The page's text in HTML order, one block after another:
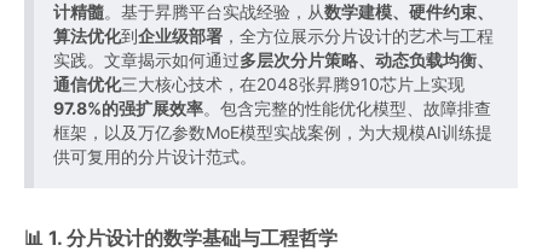
计精髓。基于昇腾平台实战经验，从数学建模、硬件约束、
算法优化到企业级部署 ，全方位展示分片设计的艺术与工程
实践。文章揭示如何通过多层次分片策略、动态负载均衡、
通信优化三大核心技术，在2048张昇腾910芯片上实现
97.8%的强扩展效率。包含完整的性能优化模型、故障排查
框架，以及万亿参数MoE模型实战案例，为大规模AI训练提
供可复用的分片设计范式。
📊 1. 分片设计的数学基础与工程哲学